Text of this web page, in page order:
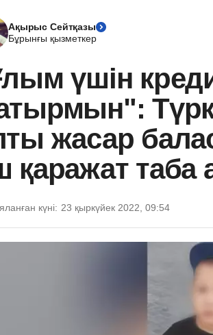
Ақырыс Сейтқазы
Бұрынғы қызметкер
үшін
жасар
қаражат таба
күні: 23 қыркүйек 2022, 09:54